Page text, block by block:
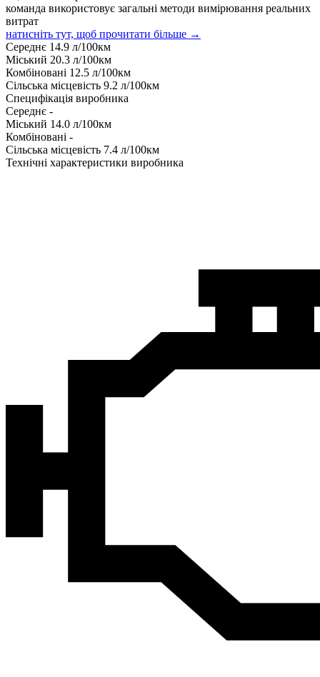
команда використовує загальні методи вимірювання реальних
витрат
натисніть тут, щоб прочитати більше →
Середнє 14.9 л/100км
Міський 20.3 л/100км
Комбіновані 12.5 л/100км
Сільська місцевість 9.2 л/100км
Специфікація виробника
Середнє -
Міський 14.0 л/100км
Комбіновані -
Сільська місцевість 7.4 л/100км
Технічні характеристики виробника